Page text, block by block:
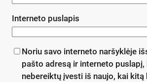
Interneto puslapis
Noriu savo interneto naršyklėje
pašto adresą ir interneto puslapį,
nebereiktų įvesti iš naujo, kai kitą